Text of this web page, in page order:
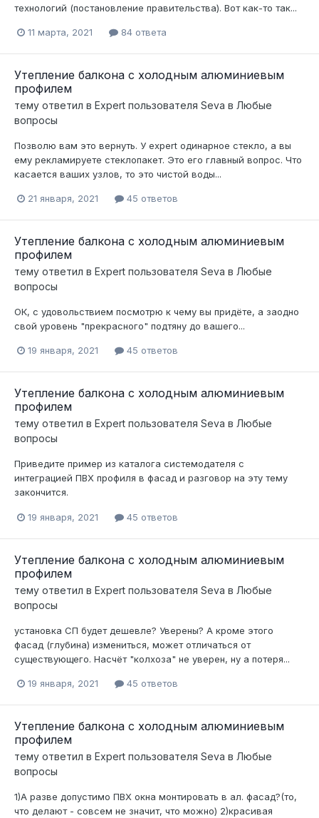
технологий (постановление правительства). Вот как-то так...
11 марта, 2021 84 ответа
Утепление балкона с холодным алюминиевым
профилем
тему ответил в Expert пользователя Seva в Любые
вопросы
Позволю вам это вернуть. У expert одинарное стекло, а вы
ему рекламируете стеклопакет. Это его главный вопрос. Что
касается ваших узлов, то это чистой воды...
21 января, 2021 45 ответов
Утепление балкона с холодным алюминиевым
профилем
тему ответил в Expert пользователя Seva в Любые
вопросы
ОК, с удовольствием посмотрю к чему вы придёте, а заодно
свой уровень "прекрасного" подтяну до вашего...
19 января, 2021 45 ответов
Утепление балкона с холодным алюминиевым
профилем
тему ответил в Expert пользователя Seva в Любые
вопросы
Приведите пример из каталога системодателя с
интеграцией ПВХ профиля в фасад и разговор на эту тему
закончится.
19 января, 2021 45 ответов
Утепление балкона с холодным алюминиевым
профилем
тему ответил в Expert пользователя Seva в Любые
вопросы
установка СП будет дешевле? Уверены? А кроме этого
фасад (глубина) измениться, может отличаться от
существующего. Насчёт "колхоза" не уверен, ну а потеря...
19 января, 2021 45 ответов
Утепление балкона с холодным алюминиевым
профилем
тему ответил в Expert пользователя Seva в Любые
вопросы
1)А разве допустимо ПВХ окна монтировать в ал. фасад?(то,
что делают - совсем не значит, что можно) 2)красивая